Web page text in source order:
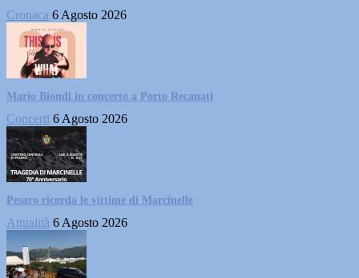
Cronaca 6 Agosto 2026
Mario Biondi in concerto a Porto Recanati
Concerti 6 Agosto 2026
Pesaro ricorda le vittime di Marcinelle
Attualità 6 Agosto 2026